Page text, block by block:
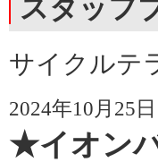
スタッフ
サイクルテ
2024年10月25日
★イオン